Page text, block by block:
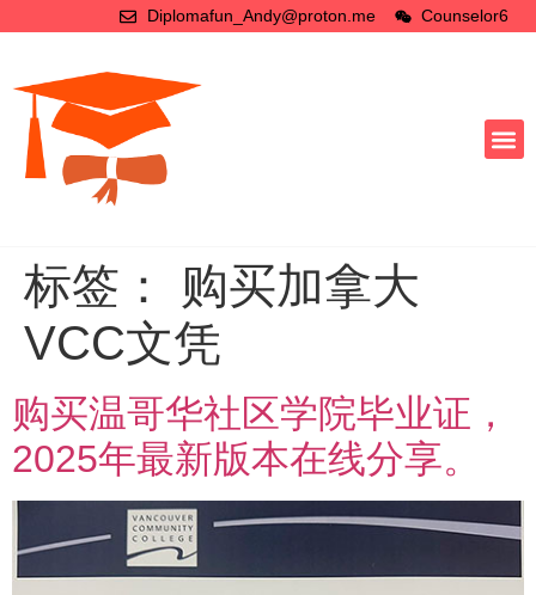
Diplomafun_Andy@proton.me Counselor6
标签： 购买加拿大
VCC文凭
购买温哥华社区学院毕业证，
2025年最新版本在线分享。